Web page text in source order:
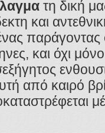
τη δική
και
παράγοντας
και όχι
από καιρό